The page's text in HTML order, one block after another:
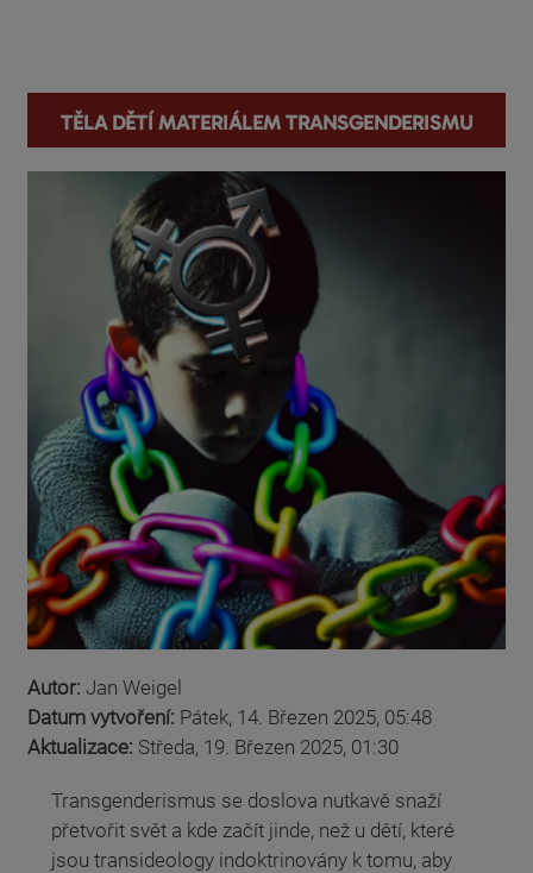
Těla dětí materiálem transgenderismu
Autor: Jan Weigel
Datum vytvoření: Pátek, 14. Březen 2025, 05:48
Aktualizace: Středa, 19. Březen 2025, 01:30
Transgenderismus se doslova nutkavě snaží
přetvořit svět a kde začít jinde, než u dětí, které
jsou transideology indoktrinovány k tomu, aby